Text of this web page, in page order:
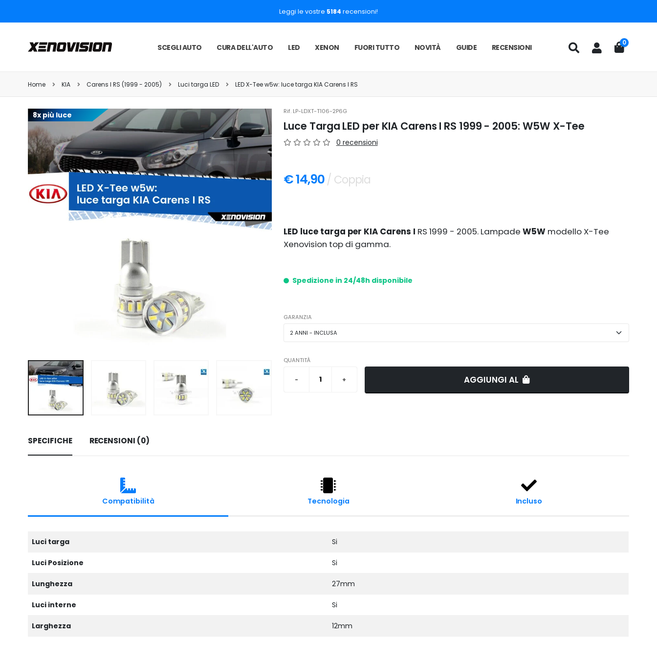
Leggi le vostre 5184 recensioni!
SCEGLI AUTO CURA DELL'AUTO LED XENON FUORI TUTTO NOVITÀ GUIDE RECENSIONI
0
Home KIA Carens I RS (1999 - 2005) Luci targa LED LED X-Tee w5w: luce targa KIA Carens I RS
8x più luce Rif. LP-LDXT-T106-2P6G
Luce Targa LED per KIA Carens I RS 1999 - 2005: W5W X-Tee
0 recensioni
€ 14,90 / Coppia
LED luce targa per KIA Carens I RS 1999 - 2005. Lampade W5Wmodello X-Tee
Xenovision top di gamma.
Spedizione in 24/48h disponibile
GARANZIA
QUANTITÀ
AGGIUNGI AL
SPECIFICHE RECENSIONI (0)
Compatibilità Tecnologia Incluso
Luci targa Si
Luci Posizione Si
Lunghezza 27mm
Luci interne Si
Larghezza 12mm